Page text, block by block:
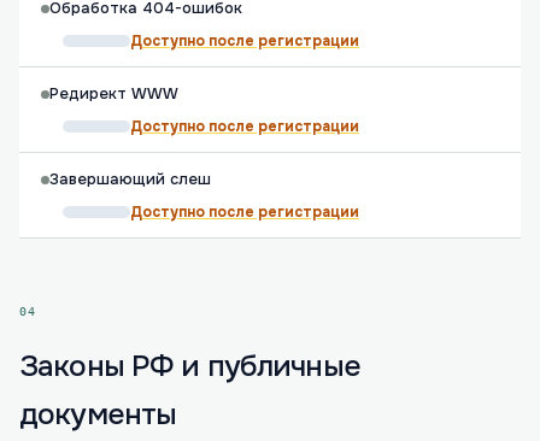
Обработка 404-ошибок
Доступно после регистрации
Редирект WWW
Доступно после регистрации
Завершающий слеш
Доступно после регистрации
04
Законы РФ и публичные
документы